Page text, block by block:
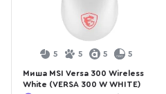
5 5 5 5
Миша MSI Versa 300 Wireless
White (VERSA 300 W WHITE)